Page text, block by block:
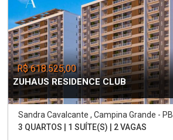
R$ 618.525,00
ZUHAUS RESIDENCE CLUB
Sandra Cavalcante , Campina Grande - PB
3 QUARTOS | 1 SUÍTE(S) | 2 VAGAS